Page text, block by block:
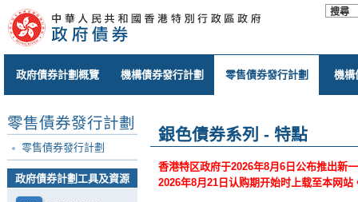
政府債券計劃概覽 機構債券發行計劃 零售債券發行計劃 機構
零售債券發行計劃
零售債券發行計劃
政府債券計劃工具及資源
銀色債券系列 - 特點
香港特区政府于2026年8月6日公布推出新
2026年8月21日认购期开始时上载至本网